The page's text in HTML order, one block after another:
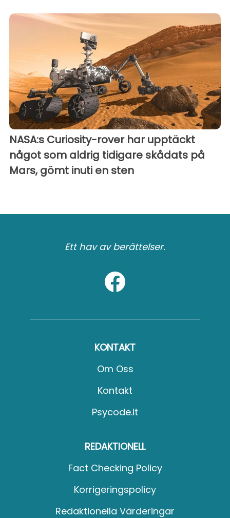
NASA:s Curiosity-rover har upptäckt
något som aldrig tidigare skådats på
Mars, gömt inuti en sten
Ett hav av berättelser.
KONTAKT
Om Oss
Kontakt
Psycode.it
REDAKTIONELL
Fact Checking Policy
Korrigeringspolicy
Redaktionella Värderingar